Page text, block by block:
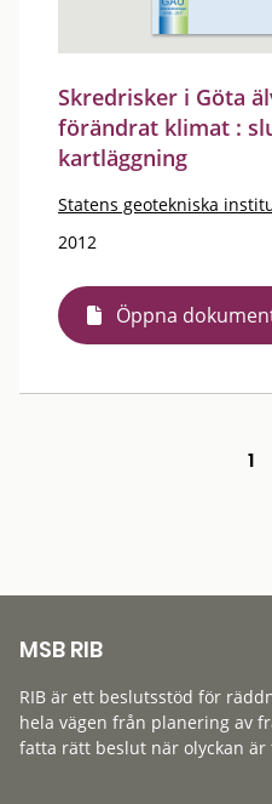
Skredrisker i Göta
förändrat klimat :
kartläggning
Statens geotekniska
2012
Öppna
1
MSB RIB
RIB är ett beslutsstöd för
hela vägen från planering av
fatta rätt beslut när olyckan är